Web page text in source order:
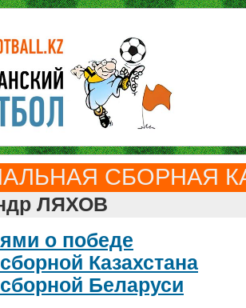
СБОРНАЯ
ЛЯХОВ
о победе
Казахстана
Беларуси